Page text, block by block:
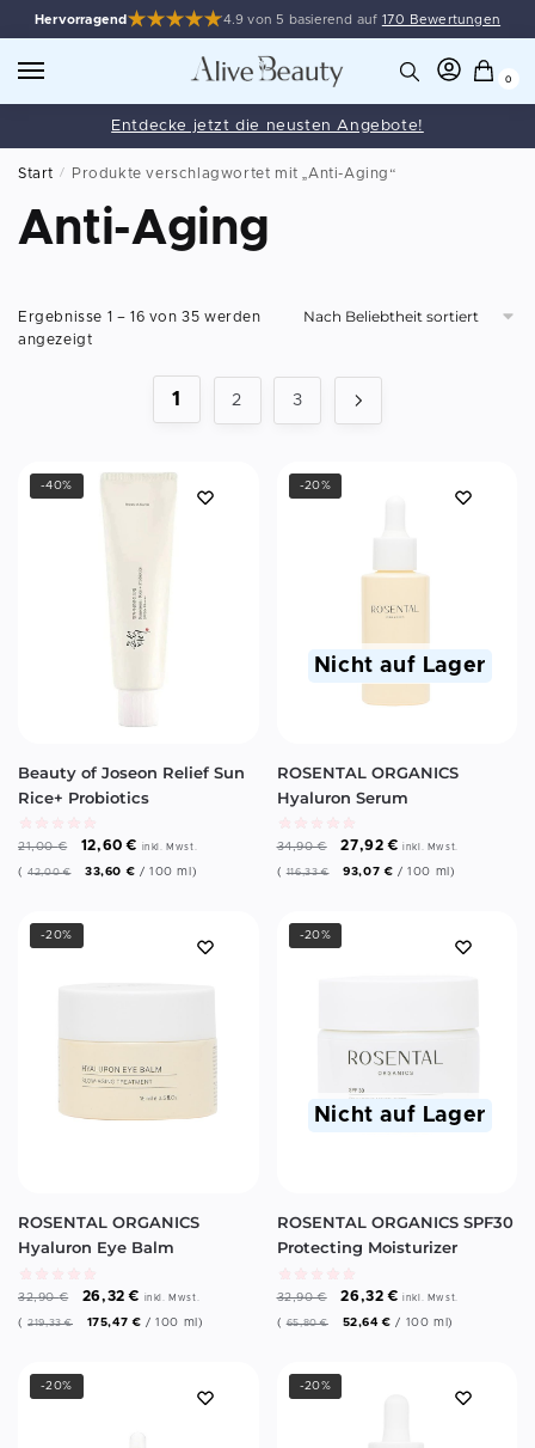
Hervorragend 4.9 von 5 basierend auf 170 Bewertungen
0
Entdecke jetzt die neusten Angebote!
Start / Produkte verschlagwortet mit „Anti-Aging“
Anti-Aging
Ergebnisse 1 – 16 von 35 werden
angezeigt
1 2 3
-40%
Beauty of Joseon Relief Sun
Rice+ Probiotics
21,00€ 12,60€ inkl. Mwst.
(42,00€ 33,60€ /100 ml )
-20%
Nicht auf Lager
ROSENTAL ORGANICS
Hyaluron Serum
34,90€ 27,92€ inkl. Mwst.
(116,33€ 93,07€ /100 ml )
-20%
ROSENTAL ORGANICS
Hyaluron Eye Balm
32,90€ 26,32€ inkl. Mwst.
(219,33€ 175,47€ /100 ml )
-20%
Nicht auf Lager
ROSENTAL ORGANICS SPF30
Protecting Moisturizer
32,90€ 26,32€ inkl. Mwst.
(65,80€ 52,64€ / 100 ml)
-20% -20%